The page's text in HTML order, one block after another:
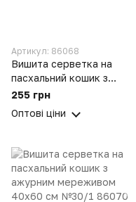
Артикул: 86068
Вишита серветка на
пасхальний кошик з
ажурним мереживом
255 грн
Оптові ціни